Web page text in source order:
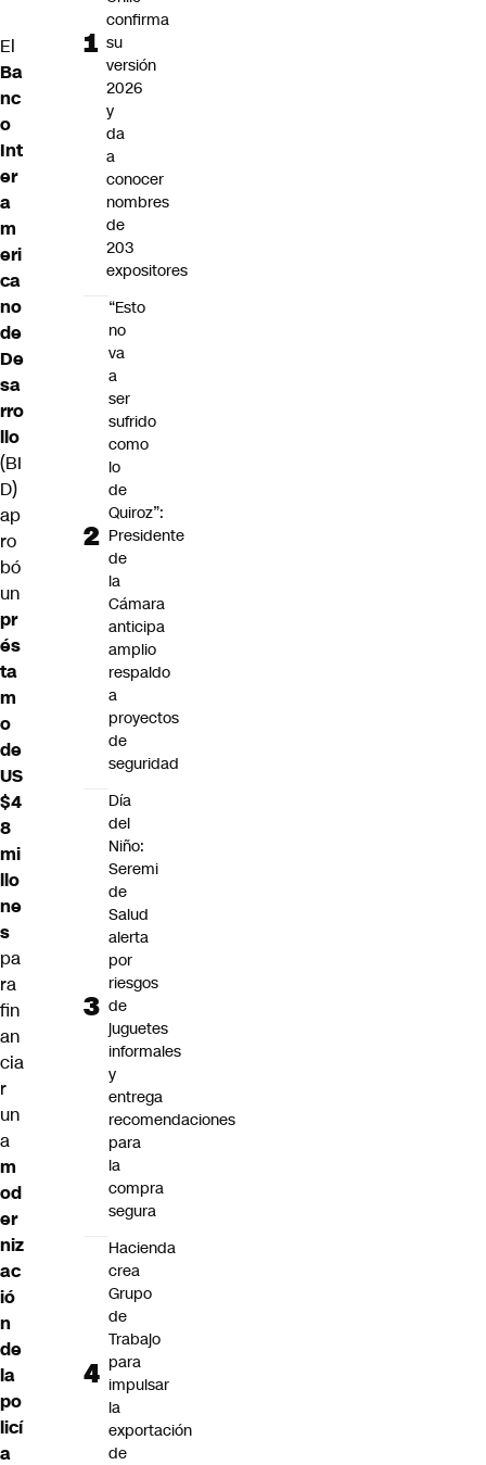
El
Ba
nc
o
Int
er
a
m
eri
ca
no
de
De
sa
rro
llo
(BI
D)
ap
ro
bó
un
pr
és
ta
m
o
de
US
$4
8
mi
llo
ne
s
pa
ra
fin
an
cia
r
un
a
m
od
er
niz
ac
ió
n
de
la
po
licí
a
confirma
su
versión
2026
y
da
a
conocer
nombres
de
203
expositores
“Esto
no
va
a
ser
sufrido
como
lo
de
Quiroz”:
Presidente
de
la
Cámara
anticipa
amplio
respaldo
a
proyectos
de
seguridad
Día
del
Niño:
Seremi
de
Salud
alerta
por
riesgos
de
juguetes
informales
y
entrega
recomendaciones
para
la
compra
segura
Hacienda
crea
Grupo
de
Trabajo
para
impulsar
la
exportación
de